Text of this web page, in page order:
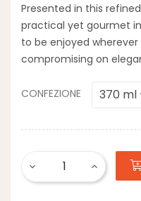
Presented in this
practical yet gourmet
to be enjoyed
compromising on
CONFEZIONE